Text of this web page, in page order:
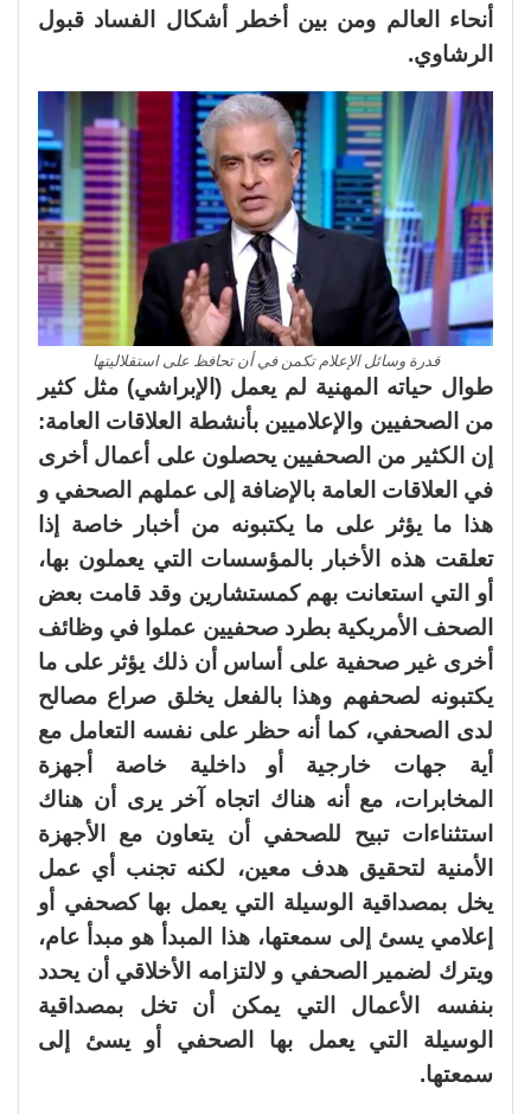
أنحاء العالم ومن بين أخطر أشكال الفساد قبول
الرشاوي.
قدرة وسائل الإعلام تكمن في أن تحافظ على استقلاليتها
طوال حياته المهنية لم يعمل (الإبراشي) مثل كثير
من الصحفيين والإعلاميين بأنشطة العلاقات العامة:
إن الكثير من الصحفيين يحصلون على أعمال أخرى
في العلاقات العامة بالإضافة إلى عملهم الصحفي و
هذا ما يؤثر على ما يكتبونه من أخبار خاصة إذا
تعلقت هذه الأخبار بالمؤسسات التي يعملون بها،
أو التي استعانت بهم كمستشارين وقد قامت بعض
الصحف الأمريكية بطرد صحفيين عملوا في وظائف
أخرى غير صحفية على أساس أن ذلك يؤثر على ما
يكتبونه لصحفهم وهذا بالفعل يخلق صراع مصالح
لدى الصحفي، كما أنه حظر على نفسه التعامل مع
أية جهات خارجية أو داخلية خاصة أجهزة
المخابرات، مع أنه هناك اتجاه آخر يرى أن هناك
استثناءات تبيح للصحفي أن يتعاون مع الأجهزة
الأمنية لتحقيق هدف معين، لكنه تجنب أي عمل
يخل بمصداقية الوسيلة التي يعمل بها كصحفي أو
إعلامي يسئ إلى سمعتها، هذا المبدأ هو مبدأ عام،
ويترك لضمير الصحفي و لالتزامه الأخلاقي أن يحدد
بنفسه الأعمال التي يمكن أن تخل بمصداقية
الوسيلة التي يعمل بها الصحفي أو يسئ إلى
سمعتها.